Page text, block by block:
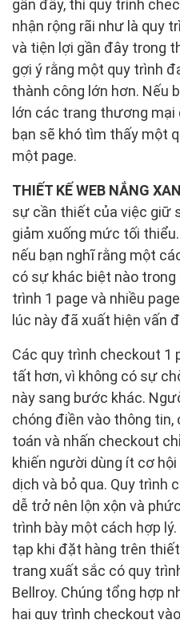
gần đây, thì quy trình
nhận rộng rãi như là quy
và tiện lợi gần đây trong
gợi ý rằng một quy trình
thành công lớn hơn. Nếu
lớn các trang thương
bạn sẽ khó tìm thấy một
một page.
THIẾT KẾ WEB NẮNG
sự cần thiết của việc giữ
giảm xuống mức tối
nếu bạn nghĩ rằng một
có sự khác biệt nào
trình 1 page và nhiều
lúc này đã xuất hiện vấn
Các quy trình checkout 1
tất hơn, vì không có sự
này sang bước khác.
chóng điền vào thông
toán và nhấn checkout
khiến người dùng ít cơ
dịch và bỏ qua. Quy trình
dễ trở nên lộn xộn và
trình bày một cách hợp
tạp khi đặt hàng trên
trang xuất sắc có quy
Bellroy. Chúng tổng hợp
hai quy trình checkout